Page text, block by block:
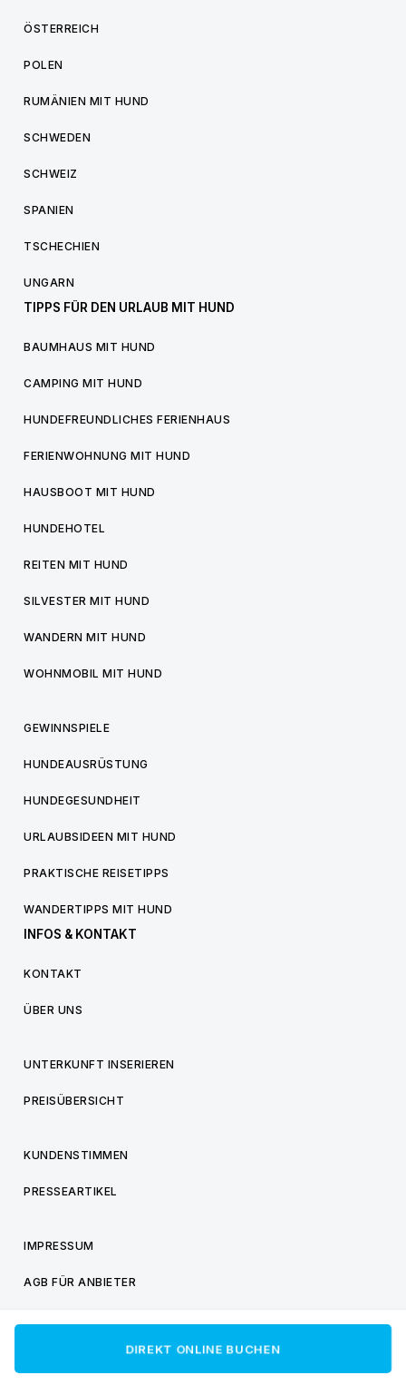
DIREKT ONLINE BUCHEN
ÖSTERREICH
POLEN
RUMÄNIEN MIT HUND
SCHWEDEN
SCHWEIZ
SPANIEN
TSCHECHIEN
UNGARN
TIPPS FÜR DEN URLAUB MIT HUND
BAUMHAUS MIT HUND
CAMPING MIT HUND
HUNDEFREUNDLICHES FERIENHAUS
FERIENWOHNUNG MIT HUND
HAUSBOOT MIT HUND
HUNDEHOTEL
REITEN MIT HUND
SILVESTER MIT HUND
WANDERN MIT HUND
WOHNMOBIL MIT HUND
GEWINNSPIELE
HUNDEAUSRÜSTUNG
HUNDEGESUNDHEIT
URLAUBSIDEEN MIT HUND
PRAKTISCHE REISETIPPS
WANDERTIPPS MIT HUND
INFOS & KONTAKT
KONTAKT
ÜBER UNS
UNTERKUNFT INSERIEREN
PREISÜBERSICHT
KUNDENSTIMMEN
PRESSEARTIKEL
IMPRESSUM
AGB FÜR ANBIETER